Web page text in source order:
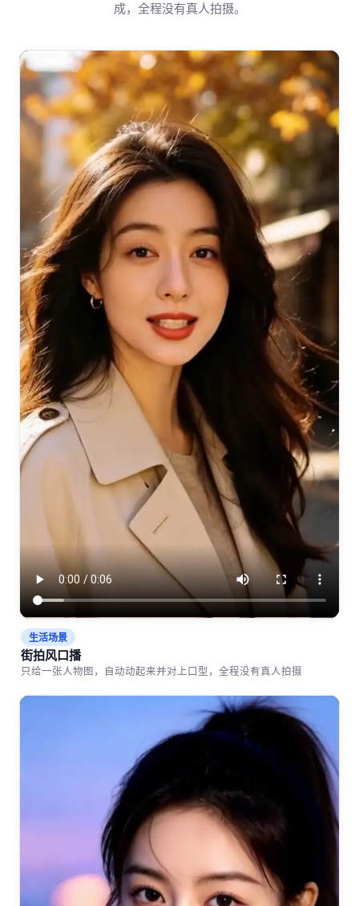
成，全程没有真人拍摄。
生活场景
街拍风口播
只给一张人物图，自动动起来并对上口型，全程没有真人拍摄